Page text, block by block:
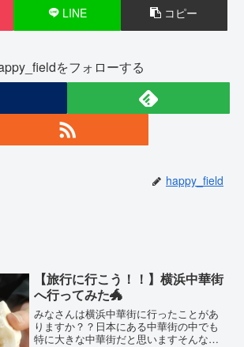
LINE コピー
をフォローする
happy_field
【旅行に行こう！！】横浜中華街
へ行ってみた🐲
みなさんは横浜中華街に行ったことがあ
りますか？？日本にある中華街の中でも
特に大きな中華街だと思いますそんな中